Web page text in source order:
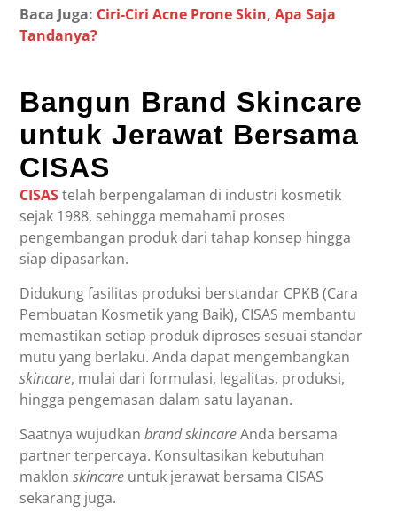
Baca Juga: Ciri-Ciri Acne Prone Skin, Apa Saja
Tandanya?
Bangun Brand Skincare
untuk Jerawat Bersama
CISAS
CISAStelah berpengalaman di industri kosmetik
sejak 1988, sehingga memahami proses
pengembangan produk dari tahap konsep hingga
siap dipasarkan.
Didukung fasilitas produksi berstandar CPKB (Cara
Pembuatan Kosmetik yang Baik), CISAS membantu
memastikan setiap produk diproses sesuai standar
mutu yang berlaku. Anda dapat mengembangkan
skincare, mulai dari formulasi, legalitas, produksi,
hingga pengemasan dalam satu layanan.
Saatnya wujudkanbrand skincareAnda bersama
partner terpercaya. Konsultasikan kebutuhan
maklonskincare untuk jerawat bersama CISAS
sekarang juga.